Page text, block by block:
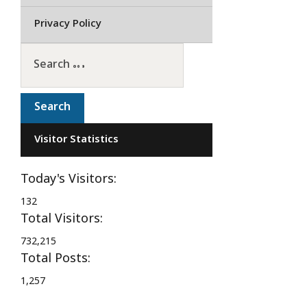
Privacy Policy
Visitor Statistics
Today's Visitors:
132
Total Visitors:
732,215
Total Posts:
1,257